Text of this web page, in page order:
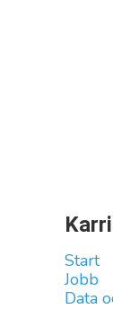
Start
Jobb
Data